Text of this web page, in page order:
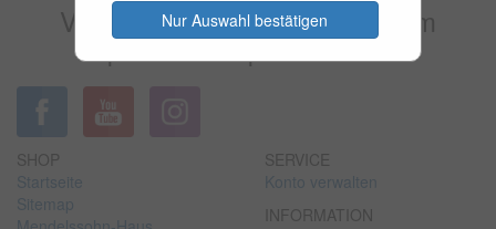
Nur Auswahl bestätigen
Versuchen Sie es bitte zu einem
späteren Zeitpunkt wieder.
SHOP
Startseite
Sitemap
SERVICE
Konto verwalten
INFORMATION